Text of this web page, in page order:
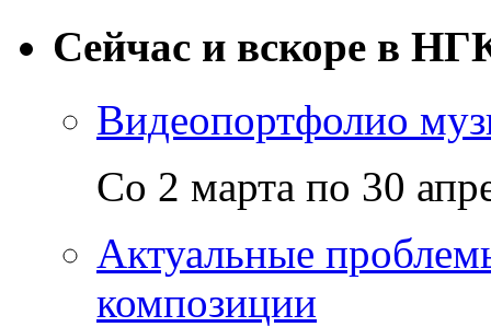
Сейчас и вскоре в
Видеопортфолио
Со 2 марта по 30
Актуальные
композиции